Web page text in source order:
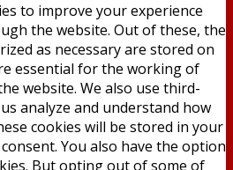
to improve your experience
the website. Out of these, the
as necessary are stored on
essential for the working of
website. We also use third-
analyze and understand how
cookies will be stored in your
You also have the option
But opting out of some of